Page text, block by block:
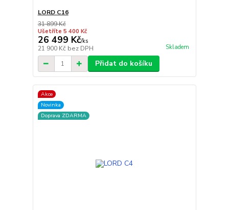
LORD C16
31 899 Kč
Ušetříte 5 400 Kč
26 499 Kč/ks
21 900 Kč bez DPH Skladem
Přidat do košíku
Akce
Novinka
Doprava ZDARMA